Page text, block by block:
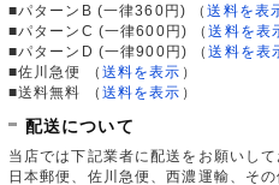
■パターンB (一律360円)
（送料を表
■パターンC (一律600円)
（送料を表
■パターンD (一律900円)
（送料を表
■佐川急便
（ 送料を表示 ）
■送料無料
（ 送料を表示 ）
配送について
当店では下記業者に配送をお願いして
日本郵便、佐川急便、西濃運輸、そ